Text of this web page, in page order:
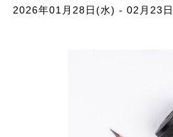
2026年01月28日(水) - 02月23